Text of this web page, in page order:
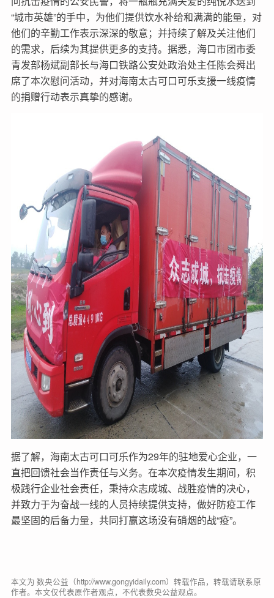
“城市英雄”的手中，为他们提供饮水补给和满满的能量，对
他们的辛勤工作表示深深的敬意；并持续了解及关注他们
的需求，后续为其提供更多的支持。据悉，海口市团市委
青发部杨斌副部长与海口铁路公安处政治处主任陈会舜出
席了本次慰问活动，并对海南太古可口可乐支援一线疫情
的捐赠行动表示真挚的感谢。
据了解，海南太古可口可乐作为29年的驻地爱心企业，一
直把回馈社会当作责任与义务。在本次疫情发生期间，积
极践行企业社会责任，秉持众志成城、战胜疫情的决心，
并致力于为奋战一线的人员持续提供支持，做好防疫工作
最坚固的后备力量，共同打赢这场没有硝烟的战“疫”。
本文为 数央公益（http://www.gongyidaily.com）转载作品，转载请联系原
作者。本文仅代表原作者观点，不代表数央公益观点。